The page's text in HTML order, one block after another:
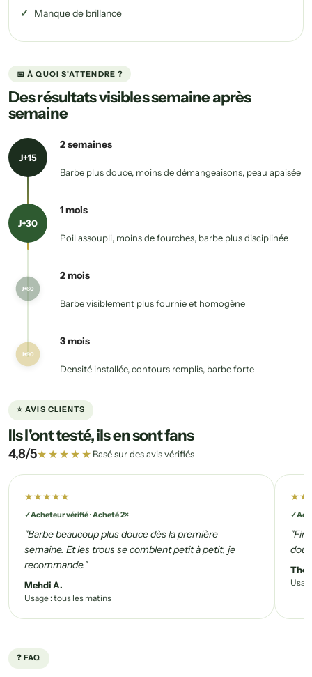
Manque de brillance
📅 À QUOI S'ATTENDRE ?
Des résultats visibles semaine après
semaine
J+15
2 semaines
Barbe plus douce, moins de démangeaisons, peau apaisée
J+30
1 mois
Poil assoupli, moins de fourches, barbe plus disciplinée
J+60
2 mois
Barbe visiblement plus fournie et homogène
J+90
3 mois
Densité installée, contours remplis, barbe forte
⭐ AVIS CLIENTS
Ils l'ont testé, ils en sont fans
4,8/5★★★★★ Basé sur des avis vérifiés
★★★★★
Acheteur vérifié · Acheté 2×
"Barbe beaucoup plus douce dès la première
semaine. Et les trous se comblent petit à petit, je
recommande."
Mehdi A.
Usage : tous les matins
❓ FAQ